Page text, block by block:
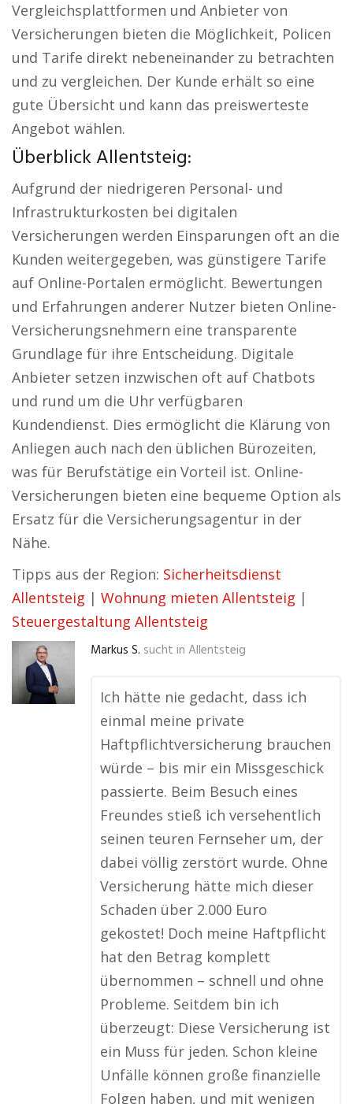
Vergleichsplattformen und Anbieter von
Versicherungen bieten die Möglichkeit, Policen
und Tarife direkt nebeneinander zu betrachten
und zu vergleichen. Der Kunde erhält so eine
gute Übersicht und kann das preiswerteste
Angebot wählen.
Überblick Allentsteig:
Aufgrund der niedrigeren Personal- und
Infrastrukturkosten bei digitalen
Versicherungen werden Einsparungen oft an die
Kunden weitergegeben, was günstigere Tarife
auf Online-Portalen ermöglicht. Bewertungen
und Erfahrungen anderer Nutzer bieten Online-
Versicherungsnehmern eine transparente
Grundlage für ihre Entscheidung. Digitale
Anbieter setzen inzwischen oft auf Chatbots
und rund um die Uhr verfügbaren
Kundendienst. Dies ermöglicht die Klärung von
Anliegen auch nach den üblichen Bürozeiten,
was für Berufstätige ein Vorteil ist. Online-
Versicherungen bieten eine bequeme Option als
Ersatz für die Versicherungsagentur in der
Nähe.
Tipps aus der Region: Sicherheitsdienst
Allentsteig | Wohnung mieten Allentsteig |
Steuergestaltung Allentsteig
Markus S. sucht in Allentsteig
Ich hätte nie gedacht, dass ich
einmal meine private
Haftpflichtversicherung brauchen
würde – bis mir ein Missgeschick
passierte. Beim Besuch eines
Freundes stieß ich versehentlich
seinen teuren Fernseher um, der
dabei völlig zerstört wurde. Ohne
Versicherung hätte mich dieser
Schaden über 2.000 Euro
gekostet! Doch meine Haftpflicht
hat den Betrag komplett
übernommen – schnell und ohne
Probleme. Seitdem bin ich
überzeugt: Diese Versicherung ist
ein Muss für jeden. Schon kleine
Unfälle können große finanzielle
Folgen haben, und mit wenigen